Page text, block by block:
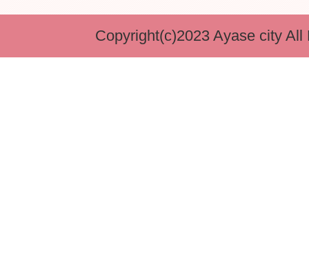
Copyright(c)2023 Ayase city